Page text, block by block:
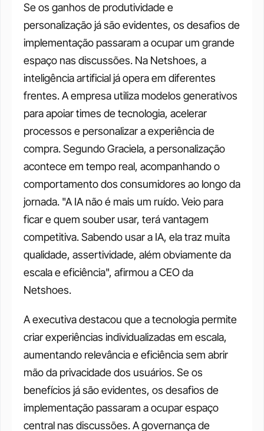
Se os ganhos de produtividade e
personalização já são evidentes, os desafios de
implementação passaram a ocupar um grande
espaço nas discussões. Na Netshoes, a
inteligência artificial já opera em diferentes
frentes. A empresa utiliza modelos generativos
para apoiar times de tecnologia, acelerar
processos e personalizar a experiência de
compra. Segundo Graciela, a personalização
acontece em tempo real, acompanhando o
comportamento dos consumidores ao longo da
jornada. "A IA não é mais um ruído. Veio para
ficar e quem souber usar, terá vantagem
competitiva. Sabendo usar a IA, ela traz muita
qualidade, assertividade, além obviamente da
escala e eficiência", afirmou a CEO da
Netshoes.
A executiva destacou que a tecnologia permite
criar experiências individualizadas em escala,
aumentando relevância e eficiência sem abrir
mão da privacidade dos usuários. Se os
benefícios já são evidentes, os desafios de
implementação passaram a ocupar espaço
central nas discussões. A governança de